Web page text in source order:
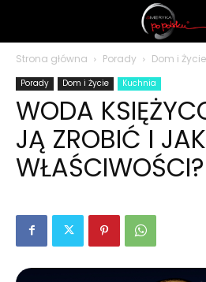
polsku
Strona główna Porady Dom i Życie
Porady Dom i Życie Kuchnia
WODA
JĄ ZROBIĆ I
WŁAŚCIWOŚCI?